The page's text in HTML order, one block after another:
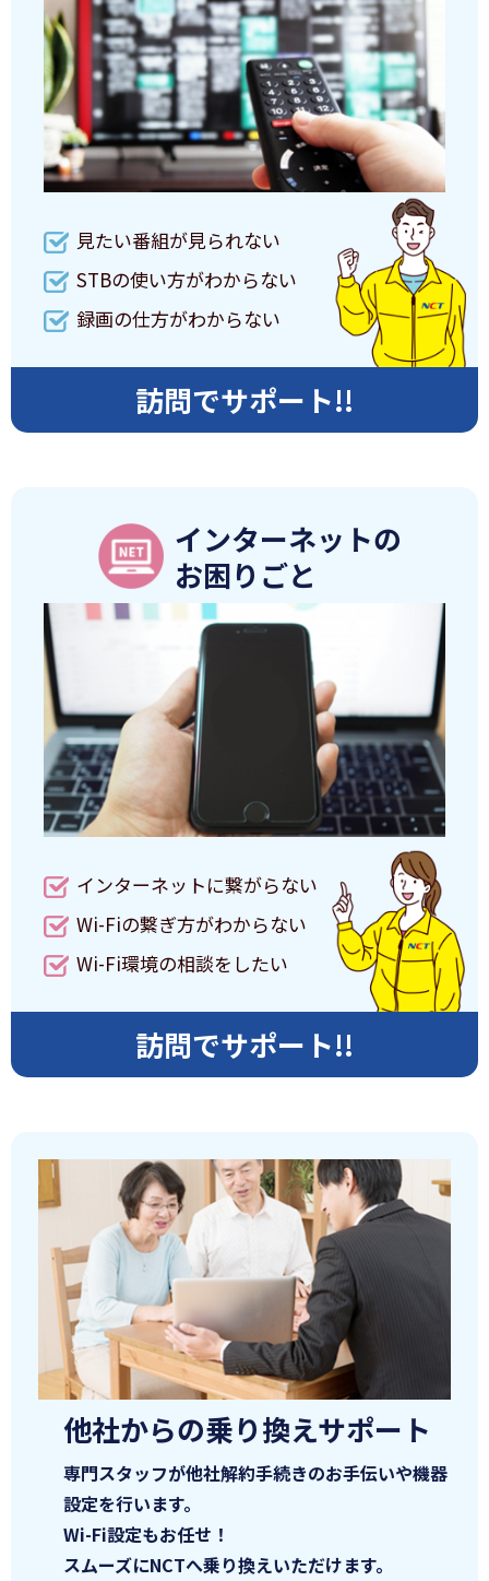
見たい番組が見られない
STBの使い方がわからない
録画の仕方がわからない
訪問でサポート!!
インターネットの
お困りごと
インターネットに繋がらない
Wi-Fiの繋ぎ方がわからない
Wi-Fi環境の相談をしたい
訪問でサポート!!
他社からの乗り換えサポート
専門スタッフが他社解約手続きのお手伝いや機器
設定を行います。
Wi-Fi設定もお任せ！
スムーズにNCTへ乗り換えいただけます。